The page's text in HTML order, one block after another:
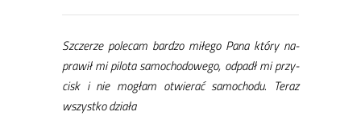
Sz­cze­rze po­le­cam bar­dzo mi­łe­go Pa­na któ­ry na­
pra­wił mi pi­lo­ta sa­mo­cho­do­we­go, od­padł mi przy­
cisk i nie mo­głam otwie­rać sa­mo­cho­du. Te­raz
wszyst­ko dzia­ła